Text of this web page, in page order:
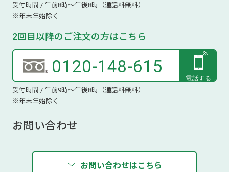
受付時間 / 午前8時～午後8時（通話料無料）
※年末年始除く
2回目以降のご注文の方はこちら
0120-148-615
受付時間 / 午前9時～午後8時（通話料無料）
※年末年始除く
お問い合わせ
お問い合わせはこちら